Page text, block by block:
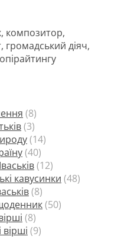
композитор,
громадський діяч,
(8)
(3)
(14)
(40)
(12)
кавусинки (48)
(8)
(50)
(8)
(9)